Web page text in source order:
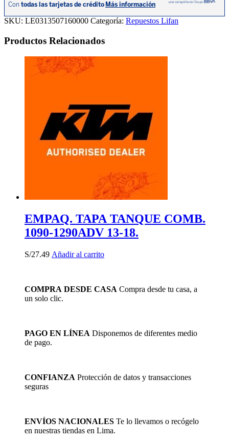
KPR
KPS
KPT
cantidad
SKU: LE0313507160000 Categoría: Repuestos Lifan
Productos Relacionados
EMPAQ. TAPA TANQUE COMB.
1090-1290ADV 13-18.
S/27.49 Añadir al carrito
COMPRA DESDE CASA Compra desde tu casa, a
un solo clic.
PAGO EN LÍNEA Disponemos de diferentes medio
de pago.
CONFIANZA Protección de datos y transacciones
seguras
ENVÍOS NACIONALES Te lo llevamos o recógelo
en nuestras tiendas en Lima.